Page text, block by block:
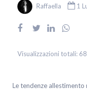
Raffaella 1
Visualizzazioni totali:
Le tendenze